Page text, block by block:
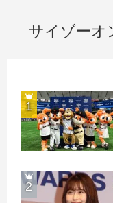
サイゾーオ
1
2